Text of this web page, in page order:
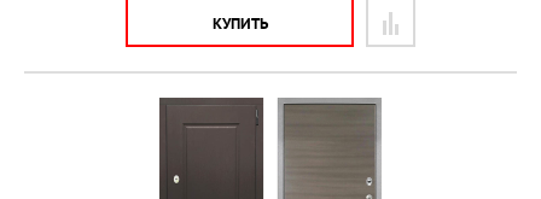
КУПИТЬ